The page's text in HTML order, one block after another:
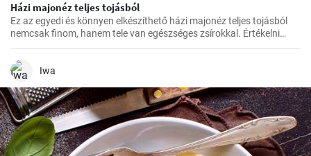
Házi majonéz teljes tojásból
Ez az egyedi és könnyen elkészíthető házi majonéz teljes tojásból
nemcsak finom, hanem tele van egészséges zsírokkal. Értékelni
fogja friss és gazdag ízét.
Iwa